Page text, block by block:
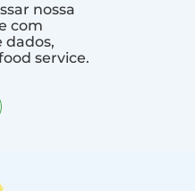
nossa
com
dados,
service.